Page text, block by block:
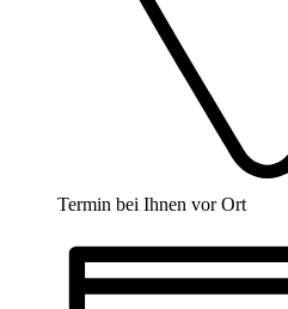
Termin bei Ihnen vor Ort